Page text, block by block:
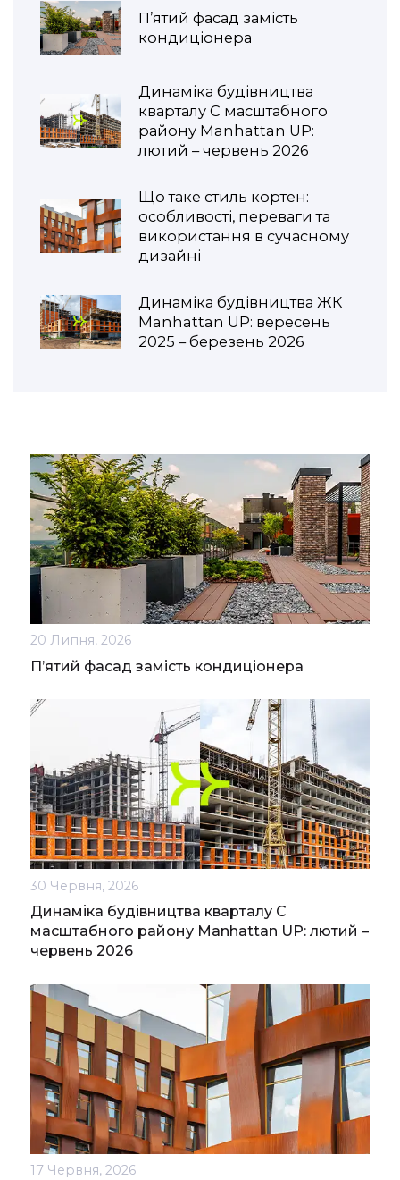
П’ятий фасад замість
кондиціонера
Динаміка будівництва
кварталу С масштабного
району Manhattan UP:
лютий – червень 2026
Що таке стиль кортен:
особливості, переваги та
використання в сучасному
дизайні
Динаміка будівництва ЖК
Manhattan UP: вересень
2025 – березень 2026
20 Липня, 2026
П’ятий фасад замість кондиціонера
30 Червня, 2026
Динаміка будівництва кварталу С
масштабного району Manhattan UP: лютий –
червень 2026
17 Червня, 2026